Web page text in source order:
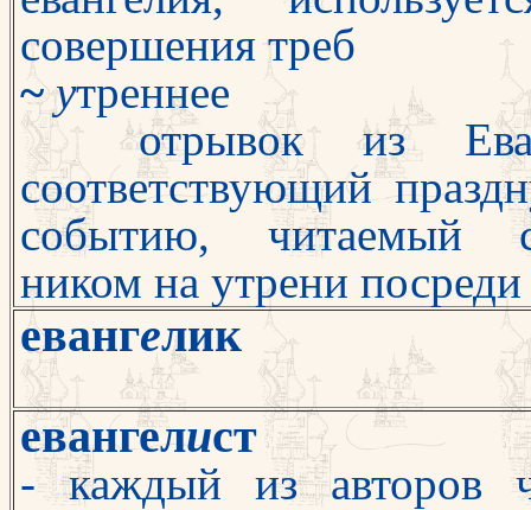
совершения треб
~утреннее
отрывок из
соответствующий
событию, читаемый
ником на утрени
евангелик
евангелист
- каждый из авторов